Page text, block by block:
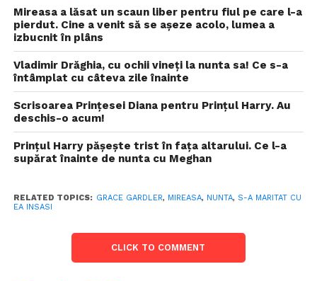
Mireasa a lăsat un scaun liber pentru fiul pe care l-a
pierdut. Cine a venit să se așeze acolo, lumea a
izbucnit în plâns
Vladimir Drăghia, cu ochii vineți la nunta sa! Ce s-a
întâmplat cu câteva zile înainte
Scrisoarea Prințesei Diana pentru Prințul Harry. Au
deschis-o acum!
Prințul Harry pășește trist în fața altarului. Ce l-a
supărat înainte de nunta cu Meghan
RELATED TOPICS: GRACE GARDLER, MIREASA, NUNTA, S-A MARITAT CU
EA INSASI
CLICK TO COMMENT